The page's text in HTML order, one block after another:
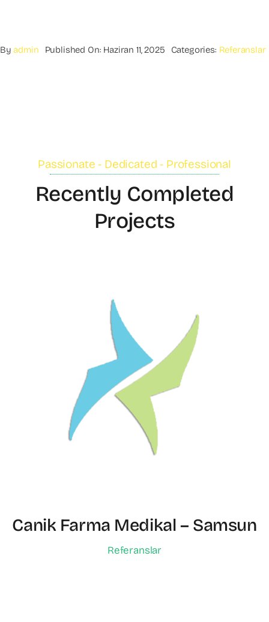
Byadmin Published On: Haziran 11, 2025 Categories: Referanslar
Passionate - Dedicated - Professional
Recently Completed
Projects
Canik Farma Medikal – Samsun
Referanslar